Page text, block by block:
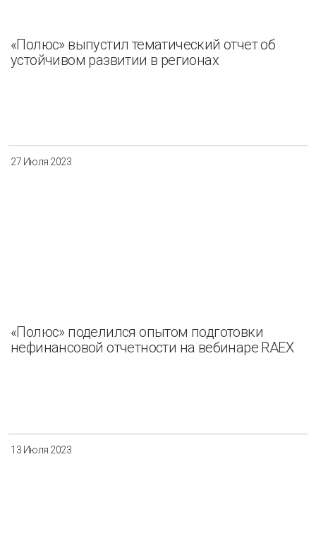
«Полюс» выпустил тематический отчет об
устойчивом развитии в регионах
27 Июля 2023
«Полюс» поделился опытом подготовки
нефинансовой отчетности на вебинаре RAEX
13 Июля 2023